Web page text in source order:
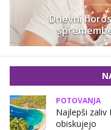
Dnevni
POTOVANJA
Najlepši zaliv
obiskujejo